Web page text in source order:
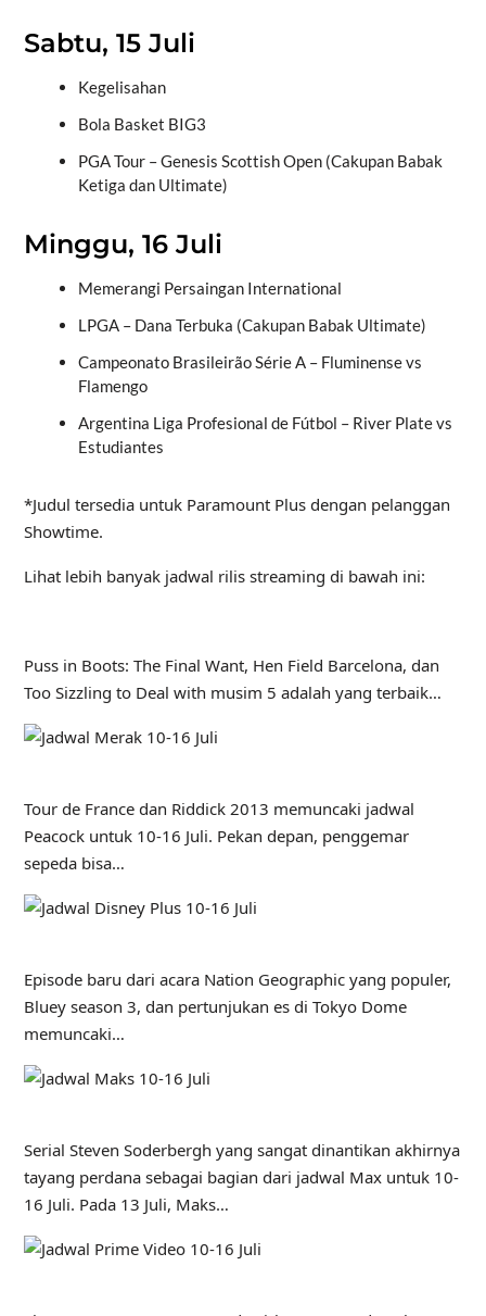
Sabtu, 15 Juli
Kegelisahan
Bola Basket BIG3
PGA Tour – Genesis Scottish Open (Cakupan Babak
Ketiga dan Ultimate)
Minggu, 16 Juli
Memerangi Persaingan International
LPGA – Dana Terbuka (Cakupan Babak Ultimate)
Campeonato Brasileirão Série A – Fluminense vs
Flamengo
Argentina Liga Profesional de Fútbol – River Plate vs
Estudiantes
*Judul tersedia untuk Paramount Plus dengan pelanggan
Showtime.
Lihat lebih banyak jadwal rilis streaming di bawah ini:
Puss in Boots: The Final Want, Hen Field Barcelona, ​​dan
Too Sizzling to Deal with musim 5 adalah yang terbaik…
Tour de France dan Riddick 2013 memuncaki jadwal
Peacock untuk 10-16 Juli. Pekan depan, penggemar
sepeda bisa…
Episode baru dari acara Nation Geographic yang populer,
Bluey season 3, dan pertunjukan es di Tokyo Dome
memuncaki…
Serial Steven Soderbergh yang sangat dinantikan akhirnya
tayang perdana sebagai bagian dari jadwal Max untuk 10-
16 Juli. Pada 13 Juli, Maks…